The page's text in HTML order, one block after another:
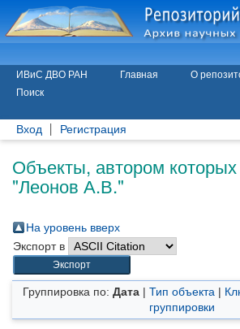
ИВиС ДВО РАН Главная О
Поиск
Вход Регистрация
Объекты, автором которых
"Леонов А.В."
На уровень вверх
Экспорт в
Группировка по: Дата| Тип объекта |
группировки